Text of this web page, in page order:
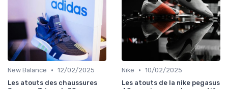
New Balance • 12/02/2025
Les atouts des chaussures
Nike • 10/02/2025
Les atouts de la nike pegasus